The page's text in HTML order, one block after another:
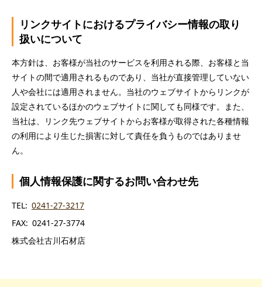
リンクサイトにおけるプライバシー情報の取り
扱いについて
本方針は、お客様が当社のサービスを利用される際、お客様と当
サイトの間で適用されるものであり、当社が直接管理していない
人や会社には適用されません。当社のウェブサイトからリンクが
設定されているほかのウェブサイトに関しても同様です。また、
当社は、リンク先ウェブサイトからお客様が取得された各種情報
の利用により生じた損害に対して責任を負うものではありませ
ん。
個人情報保護に関するお問い合わせ先
TEL 0241-27-3217
FAX 0241-27-3774
株式会社古川石材店